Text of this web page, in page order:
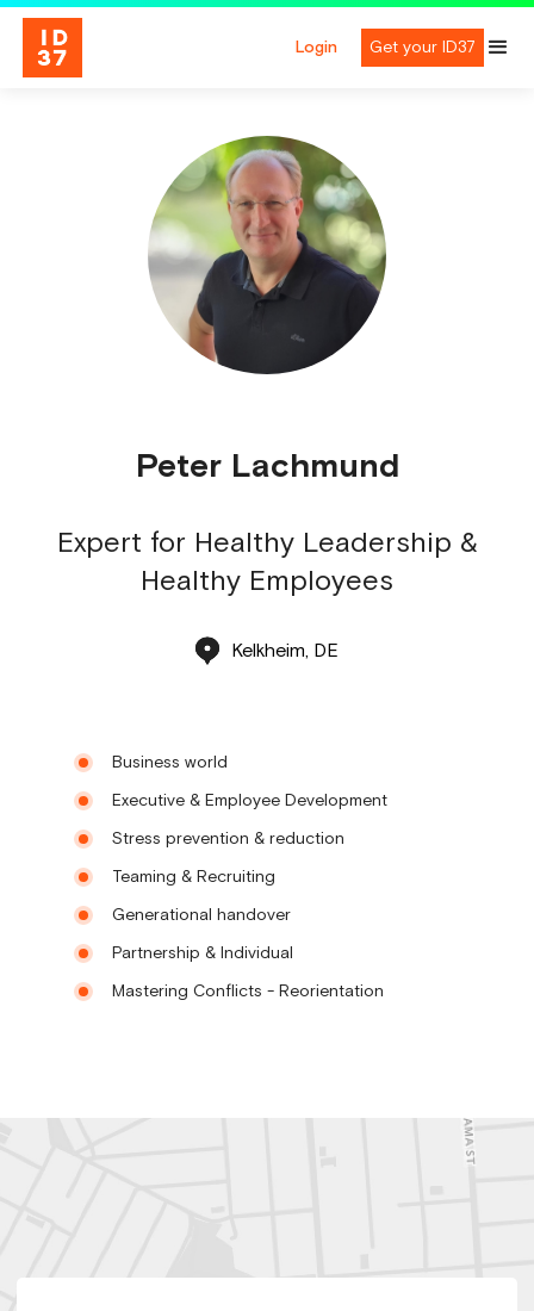
Login Get your ID37
Peter Lachmund
Expert for Healthy Leadership &
Healthy Employees
Kelkheim, DE
Business world
Executive & Employee Development
Stress prevention & reduction
Teaming & Recruiting
Generational handover
Partnership & Individual
Mastering Conflicts - Reorientation